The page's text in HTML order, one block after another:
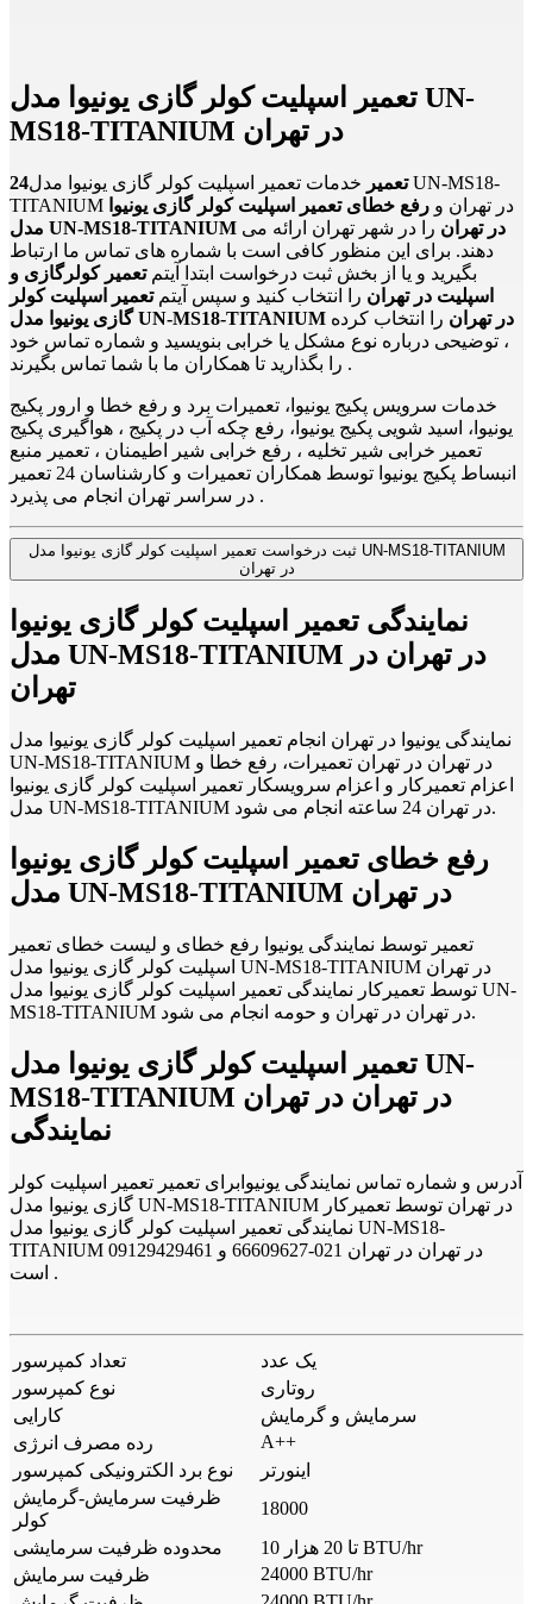
تعمیر اسپلیت کولر گازی یونیوا مدل UN-
MS18-TITANIUM در تهران
24تعمیر خدمات تعمیر اسپلیت کولر گازی یونیوا مدل UN-MS18-
TITANIUM در تهران و رفع خطای تعمیر اسپلیت کولر گازی یونیوا
مدل UN-MS18-TITANIUM در تهران را در شهر تهران ارائه می
دهند. برای این منظور کافی است با شماره های تماس ما ارتباط
بگیرید و یا از بخش ثبت درخواست ابتدا آیتمتعمیر کولرگازی و
اسپلیت در تهران را انتخاب کنید و سپس آیتمتعمیر اسپلیت کولر
گازی یونیوا مدل UN-MS18-TITANIUM در تهران را انتخاب کرده
، توضیحی درباره نوع مشکل یا خرابی بنویسید و شماره تماس خود
را بگذارید تا همکاران ما با شما تماس بگیرند .
خدمات سرویس پکیج یونیوا، تعمیرات برد و رفع خطا و ارور پکیج
یونیوا، اسید شویی پکیج یونیوا، رفع چکه آب در پکیج ، هواگیری پکیج
تعمیر خرابی شیر تخلیه ، رفع خرابی شیر اطیمنان ، تعمیر منبع
انبساط پکیج یونیوا توسط همکاران تعمیرات و کارشناسان 24 تعمیر
در سراسر تهران انجام می پذیرد .
ثبت درخواست تعمیر اسپلیت کولر گازی یونیوا مدل UN-MS18-TITANIUM
در تهران
نمایندگی تعمیر اسپلیت کولر گازی یونیوا
مدل UN-MS18-TITANIUM در تهران در
تهران
نمایندگی یونیوا در تهران انجام تعمیر اسپلیت کولر گازی یونیوا مدل
UN-MS18-TITANIUM در تهران در تهران تعمیرات، رفع خطا و
اعزام تعمیرکار و اعزام سرویسکار تعمیر اسپلیت کولر گازی یونیوا
مدل UN-MS18-TITANIUM در تهران 24 ساعته انجام می شود.
رفع خطای تعمیر اسپلیت کولر گازی یونیوا
مدل UN-MS18-TITANIUM در تهران
تعمیر توسط نمایندگی یونیوا رفع خطای و لیست خطای تعمیر
اسپلیت کولر گازی یونیوا مدل UN-MS18-TITANIUM در تهران
توسط تعمیرکار نمایندگی تعمیر اسپلیت کولر گازی یونیوا مدل UN-
MS18-TITANIUM در تهران در تهران و حومه انجام می شود.
تعمیر اسپلیت کولر گازی یونیوا مدل UN-
MS18-TITANIUM در تهران در تهران
نمایندگی
آدرس و شماره تماس نمایندگی یونیوابرای تعمیر تعمیر اسپلیت کولر
گازی یونیوا مدل UN-MS18-TITANIUM در تهران توسط تعمیرکار
نمایندگی تعمیر اسپلیت کولر گازی یونیوا مدل UN-MS18-
TITANIUM در تهران در تهران 021-66609627 و 09129429461
است .
تعداد کمپرسور
یک عدد
نوع کمپرسور
روتاری
کارایی
سرمایش و گرمایش
رده مصرف انرژی
A++
نوع برد الکترونیکی کمپرسور
اینورتر
ظرفیت سرمایش-گرمایش
کولر
18000
محدوده ظرفیت سرمایشی
10 تا 20 هزار BTU/hr
ظرفیت سرمایش
24000 BTU/hr